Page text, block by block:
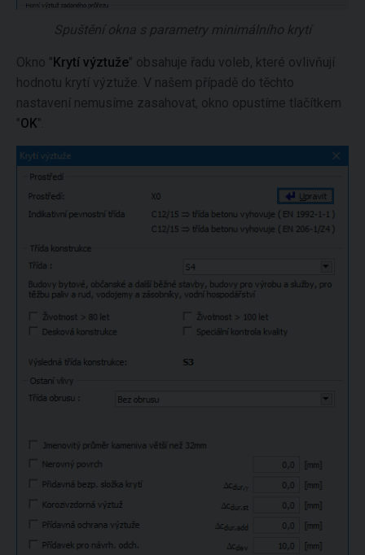
Spuštění okna s parametry minimálního krytí
Okno " Krytí výztuže" obsahuje řadu voleb, které ovlivňují
hodnotu krytí výztuže. V našem případě do těchto
nastavení nemusíme zasahovat, okno opustíme tlačítkem
"OK".